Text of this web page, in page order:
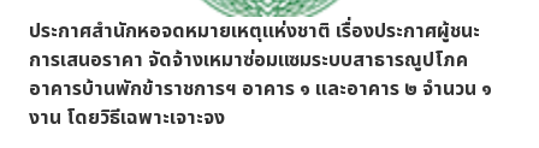
ความน่ารักและงดงามของประเพณีท้องถิ่นอีกด้วย . สำหรับพิธี
แต่งงานตามขนบธรรมเนียมประเพณีของชาวอีสานนี้ มีชื่อเรียก
อย่างเป็นทางการว่า "#งานกินดอง" หรือ "#พิธีกินดอง" ซึ่งมี
ความหมายลึกซึ้งถึงการที่สองครอบครัวตกลงยินยอมที่จะผูก
ประกาศสำนักหอจดหมายเหตุแห่งชาติ เรื่องประกาศผู้ชนะ
การเสนอราคา จัดจ้างเหมาซ่อมแซมระบบสาธารณูปโภค
อาคารบ้านพักข้าราชการฯ อาคาร ๑ และอาคาร ๒ จำนวน ๑
งาน โดยวิธีเฉพาะเจาะจง